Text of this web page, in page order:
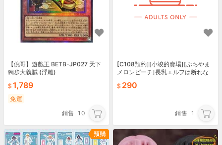
【倪哥】遊戲王 BETB-JP027 天下
獨步大義賊 (浮雕)
1,789
免運
銷售 10
[C108預約][小竣的賣場][ぶちやま
メロンピーチ]長乳エルフは断れな
290
銷售 1